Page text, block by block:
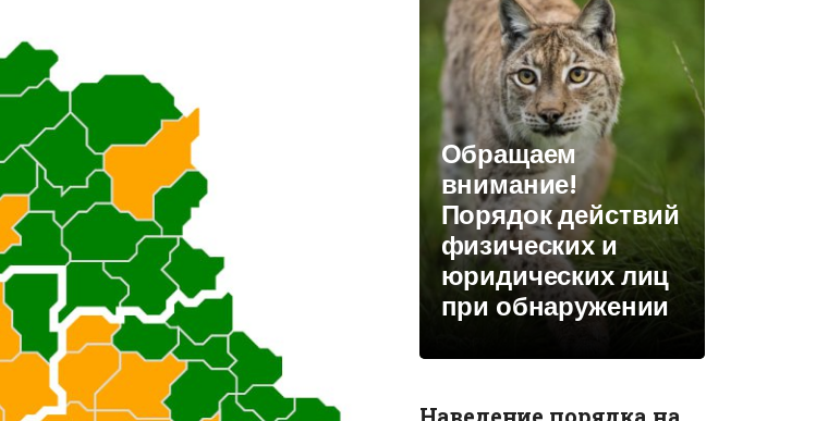
Обращаем
внимание!
Порядок действий
физических и
юридических лиц
при обнаружении
Видишь
зайчонка? Не
подбирай!